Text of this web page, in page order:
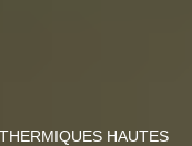
HAUTES